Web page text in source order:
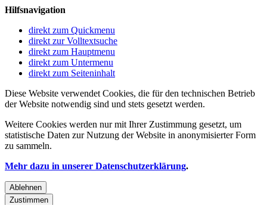
Hilfsnavigation
direkt zum Quickmenu
direkt zur Volltextsuche
direkt zum Hauptmenu
direkt zum Untermenu
direkt zum Seiteninhalt
Diese Website verwendet Cookies, die für den technischen Betrieb
der Website notwendig sind und stets gesetzt werden.
Weitere Cookies werden nur mit Ihrer Zustimmung gesetzt, um
statistische Daten zur Nutzung der Website in anonymisierter Form
zu sammeln.
Mehr dazu in unserer Datenschutzerklärung.
Ablehnen
Zustimmen